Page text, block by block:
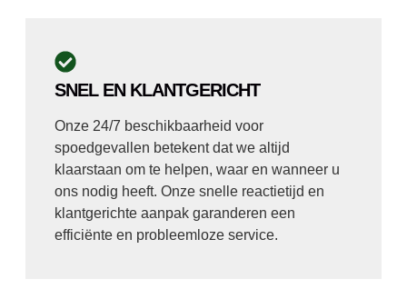
SNEL EN KLANTGERICHT
Onze 24/7 beschikbaarheid voor
spoedgevallen betekent dat we altijd
klaarstaan om te helpen, waar en wanneer u
ons nodig heeft. Onze snelle reactietijd en
klantgerichte aanpak garanderen een
efficiënte en probleemloze service.